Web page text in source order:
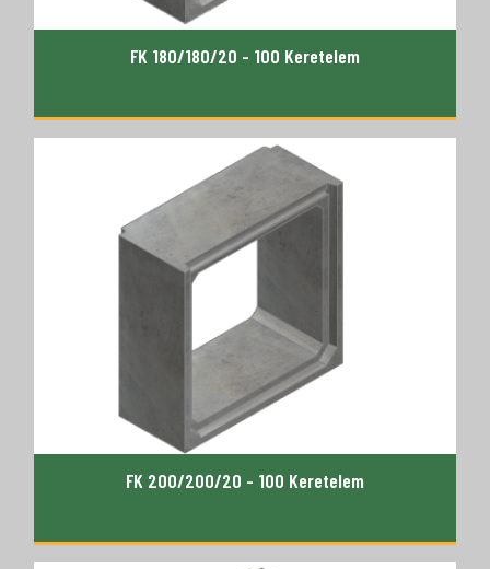
FK 180/180/20 - 100 Keretelem
FK 200/200/20 - 100 Keretelem